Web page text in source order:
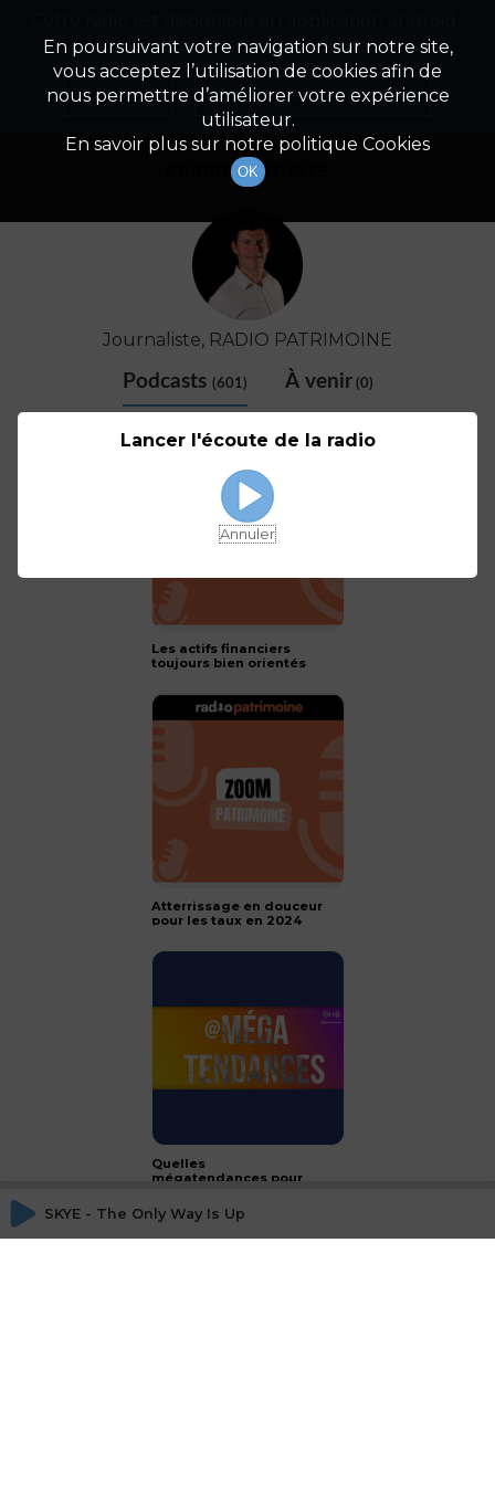
Détail De L'animateur
FABRICE COUSTE
Journaliste, RADIO PATRIMOINE
Podcasts (601) À venir(0)
Les actifs financiers
toujours bien orientés
Atterrissage en douceur
pour les taux en 2024
Quelles
mégatendances pour
SKYE - The Only Way Is Up
En poursuivant votre navigation sur notre site,
vous acceptez l’utilisation de cookies afin de
nous permettre d’améliorer votre expérience
utilisateur.
En savoir plus sur notre politique Cookies
OK
Appuyez ci-dessous pour l'installer.
Non merci Télécharger l'application
Lancer l'écoute de la radio
Annuler